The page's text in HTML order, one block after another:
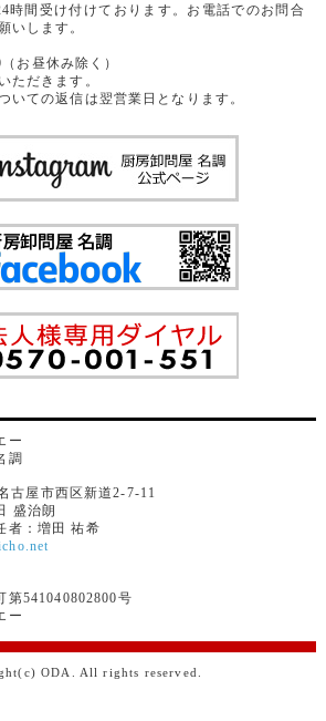
時間受け付けております。お電話でのお問合
いします。
お昼休み除く）
ただきます。
ての返信は翌営業日となります。
ー
調
屋市西区新道2-7-11
盛治朗
者：増田 祐希
第541040802800号
ー
ODA. All rights reserved.